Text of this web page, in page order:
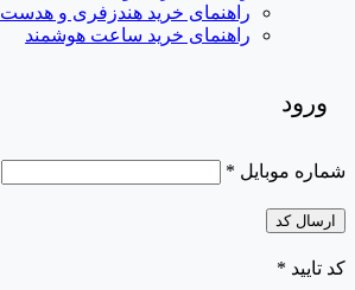
راهنمای خرید هندزفری و هدست
راهنمای خرید ساعت هوشمند
ورود
شماره موبایل *
ارسال کد
کد تایید *